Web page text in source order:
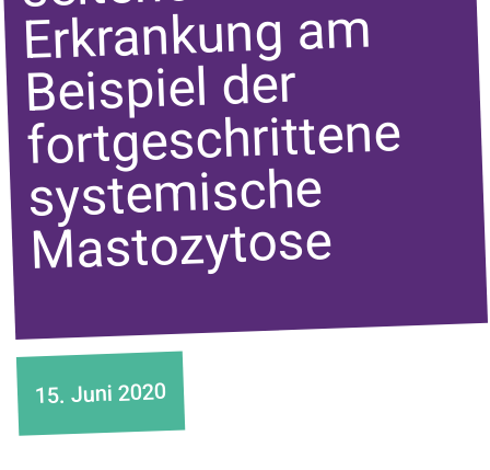
Erkrankung am
Beispiel der
fortgeschrittene
systemische
Mastozytose
15. Juni 2020